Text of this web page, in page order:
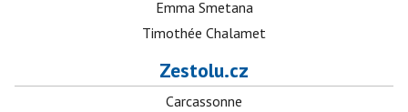
Emma Smetana
Timothée Chalamet
Zestolu.cz
Carcassonne